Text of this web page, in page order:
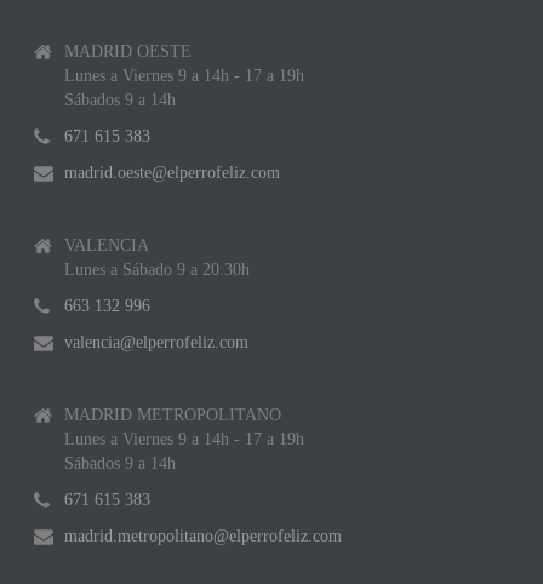
MADRID OESTE
Lunes a Viernes 9 a 14h - 17 a 19h
Sábados 9 a 14h
671 615 383
madrid.oeste@elperrofeliz.com
VALENCIA
Lunes a Sábado 9 a 20:30h
663 132 996
valencia@elperrofeliz.com
MADRID METROPOLITANO
Lunes a Viernes 9 a 14h - 17 a 19h
Sábados 9 a 14h
671 615 383
madrid.metropolitano@elperrofeliz.com